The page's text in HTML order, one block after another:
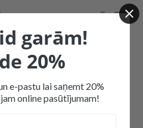
foto un produkti
piekariņš
garām!
20%
e-pastu lai saņemt 20%
online pasūtījumam!